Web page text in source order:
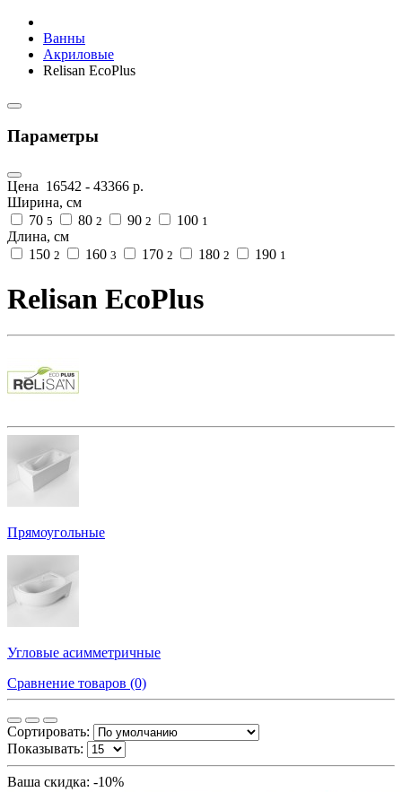
Ванны
Акриловые
Relisan EcoPlus
Параметры
Цена 16542 - 43366 р.
Ширина, см
70 5 80 2 90 2 100 1
Длина, см
150 2 160 3 170 2 180 2 190 1
Relisan EcoPlus
Прямоугольные
Угловые асимметричные
Сравнение товаров (0)
Сортировать:
Показывать:
Ваша скидка: -10%